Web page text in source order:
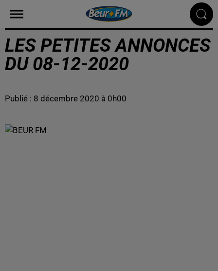
LES PETITES ANNONCES
DU 08-12-2020
Publié : 8 décembre 2020 à 0h00